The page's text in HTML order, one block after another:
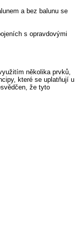
a bez balunu se
s opravdovými
několika prvků,
které se uplatňují u
že tyto